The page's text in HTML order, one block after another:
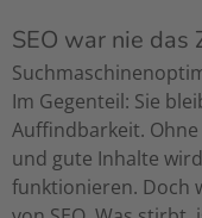
SEO war nie das
Im Gegenteil: Sie
Auffindbarkeit.
und gute Inhalte
funktionieren. Doch